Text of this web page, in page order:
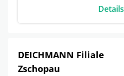
Details
DEICHMANN Filiale
Zschopau